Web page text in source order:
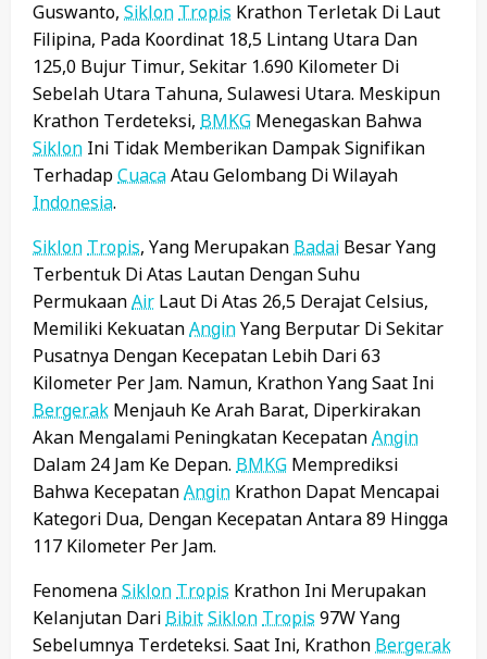
Guswanto, Siklon Tropis Krathon Terletak Di Laut
Filipina, Pada Koordinat 18,5 Lintang Utara Dan
125,0 Bujur Timur, Sekitar 1.690 Kilometer Di
Sebelah Utara Tahuna, Sulawesi Utara. Meskipun
Krathon Terdeteksi, BMKG Menegaskan Bahwa
Siklon Ini Tidak Memberikan Dampak Signifikan
TerhadapCuacaAtau Gelombang Di Wilayah
Indonesia.
Siklon Tropis, Yang Merupakan Badai Besar Yang
Terbentuk Di Atas Lautan Dengan Suhu
PermukaanAir Laut Di Atas 26,5 Derajat Celsius,
Memiliki KekuatanAnginYang Berputar Di Sekitar
Pusatnya Dengan Kecepatan Lebih Dari 63
Kilometer Per Jam. Namun, Krathon Yang Saat Ini
Bergerak Menjauh Ke Arah Barat, Diperkirakan
Akan Mengalami Peningkatan KecepatanAngin
Dalam 24 Jam Ke Depan. BMKG Memprediksi
Bahwa KecepatanAngin Krathon Dapat Mencapai
Kategori Dua, Dengan Kecepatan Antara 89 Hingga
117 Kilometer Per Jam.
FenomenaSiklon Tropis Krathon Ini Merupakan
Kelanjutan Dari BibitSiklon Tropis 97W Yang
Sebelumnya Terdeteksi. Saat Ini, Krathon Bergerak